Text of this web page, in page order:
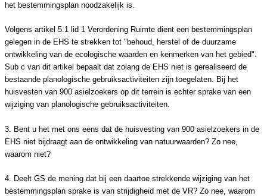
het bestemmingsplan noodzakelijk is.
Volgens artikel 5.1 lid 1 Verordening Ruimte dient een bestemmingsplan
gelegen in de EHS te strekken tot "behoud, herstel of de duurzame
ontwikkeling van de ecologische waarden en kenmerken van het gebied".
Sub c van dit artikel bepaalt dat zolang de EHS niet is gerealiseerd de
bestaande planologische gebruiksactiviteiten zijn toegelaten. Bij het
huisvesten van 900 asielzoekers op dit terrein is echter sprake van een
wijziging van planologische gebruiksactiviteiten.
3. Bent u het met ons eens dat de huisvesting van 900 asielzoekers in de
EHS niet bijdraagt aan de ontwikkeling van natuurwaarden? Zo nee,
waarom niet?
4. Deelt GS de mening dat bij een daartoe strekkende wijziging van het
bestemmingsplan sprake is van strijdigheid met de VR? Zo nee, waarom